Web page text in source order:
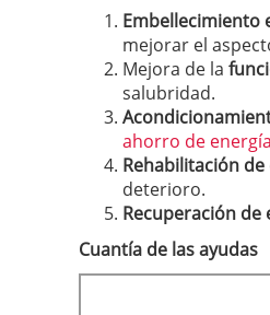
Embellecimiento
mejorar el
Mejora de la
salubridad.
ahorro de energía
Rehabilitación
deterioro.
Recuperación
Cuantía de las ayudas